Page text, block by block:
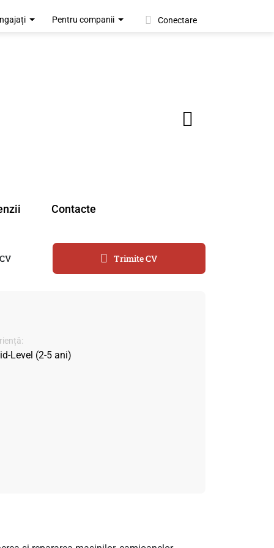
Pentru companii Conectare
Contacte
Trimite CV
Level (2-5 ani)